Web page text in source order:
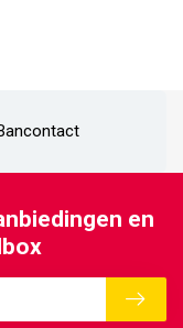
en